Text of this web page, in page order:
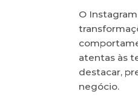
O
atentas às
destacar,
negócio.